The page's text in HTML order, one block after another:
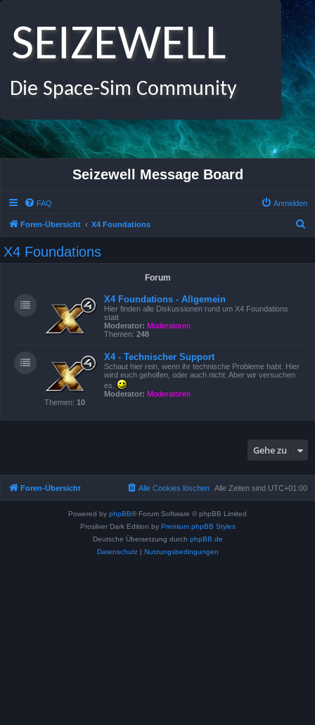
SEIZEWELL
Die Space-Sim Community
Seizewell Message Board
FAQ Anmelden
Foren-Übersicht X4 Foundations
X4 Foundations
Forum
X4 Foundations - Allgemein
Hier finden alle Diskussionen rund um X4 Foundations
statt
Moderator: Moderatoren
Themen: 248
X4 - Technischer Support
Schaut hier rein, wenn ihr technische Probleme habt. Hier
wird euch geholfen, oder auch nicht. Aber wir versuchen
es.
Moderator: Moderatoren
Themen: 10
Gehe zu
Foren-Übersicht Alle Zeiten sind UTC+01:00
Alle Cookies löschen
Powered by phpBB® Forum Software © phpBB Limited
Prosilver Dark Edition by Premium phpBB Styles
Deutsche Übersetzung durch phpBB.de
Datenschutz| Nutzungsbedingungen